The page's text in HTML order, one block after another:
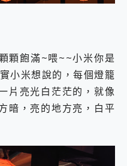
顆飽滿~喂~~小米你是
小米想說的，每個燈籠
片亮光白茫茫的，就像
暗，亮的地方亮，白平